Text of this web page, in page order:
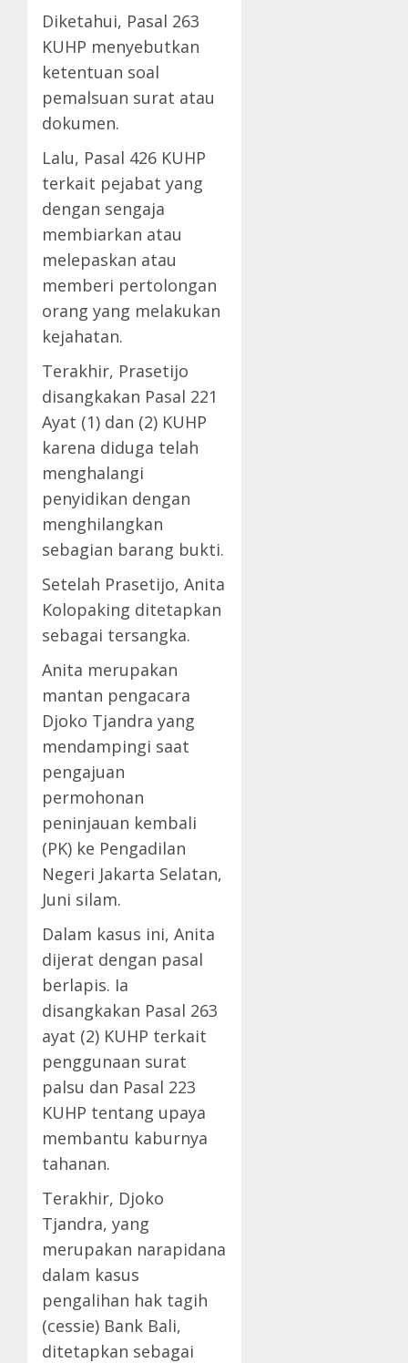
Diketahui, Pasal 263
KUHP menyebutkan
ketentuan soal
pemalsuan surat atau
dokumen.
Lalu, Pasal 426 KUHP
terkait pejabat yang
dengan sengaja
membiarkan atau
melepaskan atau
memberi pertolongan
orang yang melakukan
kejahatan.
Terakhir, Prasetijo
disangkakan Pasal 221
Ayat (1) dan (2) KUHP
karena diduga telah
menghalangi
penyidikan dengan
menghilangkan
sebagian barang bukti.
Setelah Prasetijo, Anita
Kolopaking ditetapkan
sebagai tersangka.
Anita merupakan
mantan pengacara
Djoko Tjandra yang
mendampingi saat
pengajuan
permohonan
peninjauan kembali
(PK) ke Pengadilan
Negeri Jakarta Selatan,
Juni silam.
Dalam kasus ini, Anita
dijerat dengan pasal
berlapis. Ia
disangkakan Pasal 263
ayat (2) KUHP terkait
penggunaan surat
palsu dan Pasal 223
KUHP tentang upaya
membantu kaburnya
tahanan.
Terakhir, Djoko
Tjandra, yang
merupakan narapidana
dalam kasus
pengalihan hak tagih
(cessie) Bank Bali,
ditetapkan sebagai